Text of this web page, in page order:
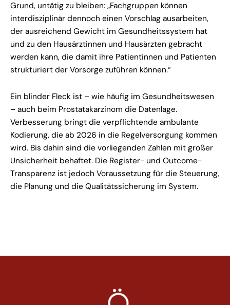
Grund, untätig zu bleiben: „Fachgruppen können
interdisziplinär dennoch einen Vorschlag ausarbeiten,
der ausreichend Gewicht im Gesundheitssystem hat
und zu den Hausärztinnen und Hausärzten gebracht
werden kann, die damit ihre Patientinnen und Patienten
strukturiert der Vorsorge zuführen können.“
Ein blinder Fleck ist – wie häufig im Gesundheitswesen
– auch beim Prostatakarzinom die Datenlage.
Verbesserung bringt die verpflichtende ambulante
Kodierung, die ab 2026 in die Regelversorgung kommen
wird. Bis dahin sind die vorliegenden Zahlen mit großer
Unsicherheit behaftet. Die Register- und Outcome-
Transparenz ist jedoch Voraussetzung für die Steuerung,
die Planung und die Qualitätssicherung im System.